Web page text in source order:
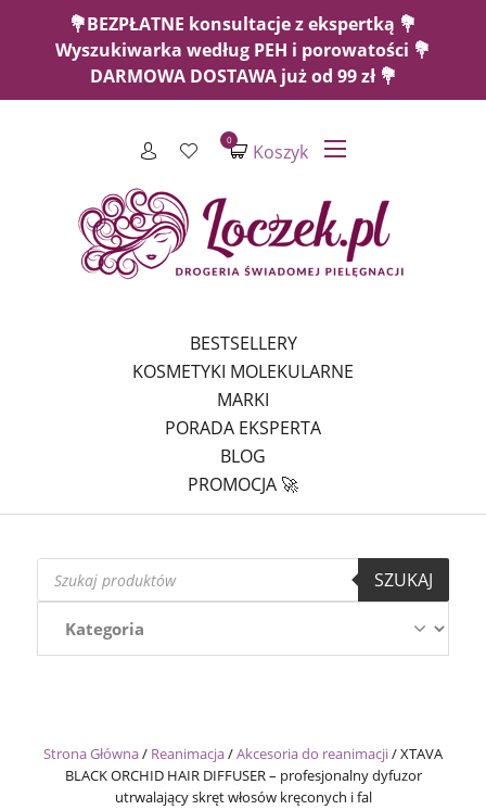
💐BEZPŁATNE konsultacje z ekspertką 💐
Wyszukiwarka według PEH i porowatości 💐
DARMOWA DOSTAWA już od 99 zł 💐
Koszyk
0
BESTSELLERY
KOSMETYKI MOLEKULARNE
MARKI
PORADA EKSPERTA
BLOG
PROMOCJA 🚀
Wyszukiwarka
produktów
SZUKAJ
Strona Główna/ Reanimacja/Akcesoria do reanimacji/XTAVA
BLACK ORCHID HAIR DIFFUSER – profesjonalny dyfuzor
utrwalający skręt włosów kręconych i fal